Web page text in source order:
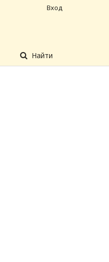
Найти
Вход